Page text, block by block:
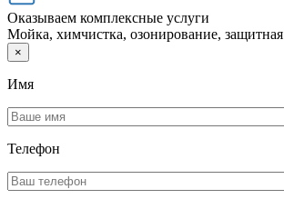
Оказываем комплексные услуги
Мойка, химчистка, озонирование, защитная
×
Имя
Телефон